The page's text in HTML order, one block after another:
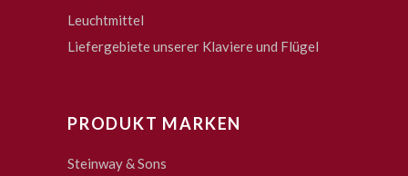
Leuchtmittel
Liefergebiete unserer Klaviere und Flügel
PRODUKT MARKEN
Steinway & Sons